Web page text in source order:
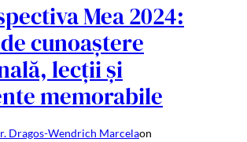
Mea 2024:
cunoaștere
lecții și
memorabile
Dragos-Wendrich Marcelaon